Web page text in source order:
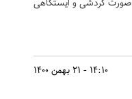
14:10 - 21 بهمن 1400